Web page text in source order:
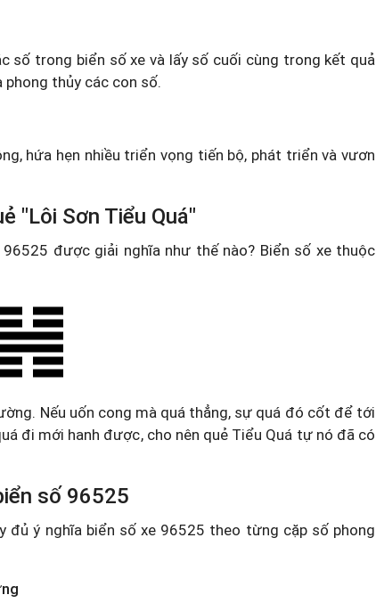
số trong biển số xe và lấy số cuối cùng trong kết quả
thủy các con số.
hứa hẹn nhiều triển vọng tiến bộ, phát triển và vươn
"Lôi Sơn Tiểu Quá"
được giải nghĩa như thế nào? Biển số xe thuộc
Nếu uốn cong mà quá thẳng, sự quá đó cốt để tới
đi mới hanh được, cho nên quẻ Tiểu Quá tự nó đã có
số 96525
đủ ý nghĩa biển số xe 96525 theo từng cặp số phong